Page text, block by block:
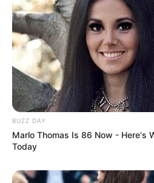
BUZZ DAY
Marlo Thomas Is 86 Now - Here's
Today